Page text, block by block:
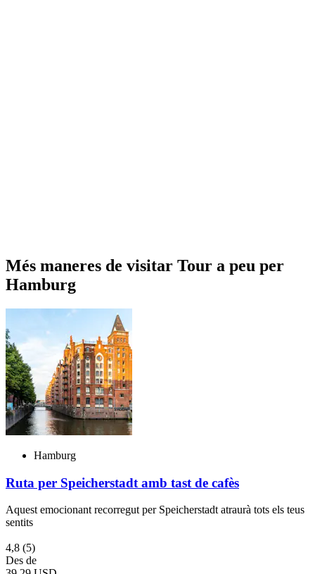
Més maneres de visitar Tour a peu per
Hamburg
Hamburg
Ruta per Speicherstadt amb tast de cafès
Aquest emocionant recorregut per Speicherstadt atraurà tots els teus
sentits
4,8 (5)
Des de